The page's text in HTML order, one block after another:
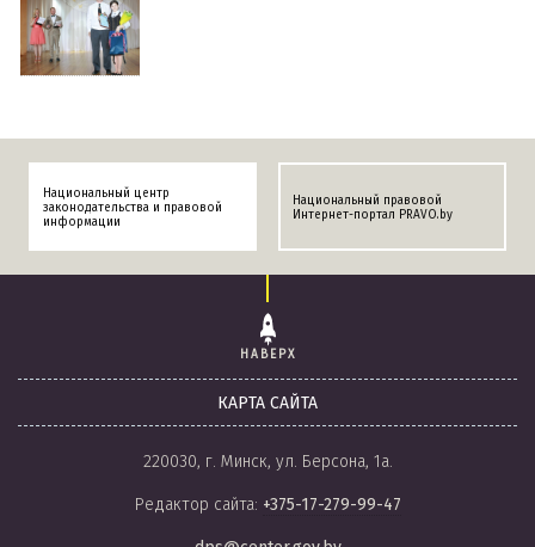
Национальный центр
законодательства и правовой
информации
Национальный правовой
Интернет-портал PRAVO.by
НАВЕРХ
КАРТА САЙТА
220030, г. Минск, ул. Берсона, 1а.
Редактор сайта: +375-17-279-99-47